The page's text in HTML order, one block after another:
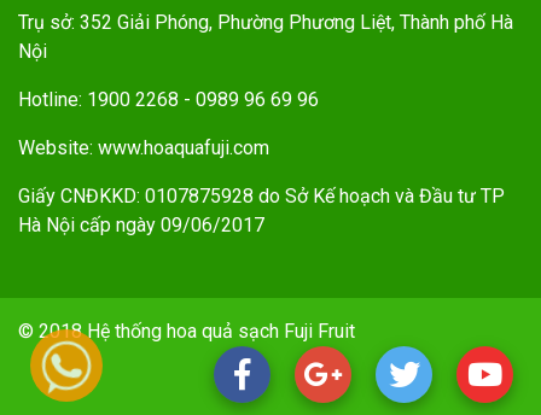
Trụ sở: 352 Giải Phóng, Phường Phương Liệt, Thành phố Hà
Nội
Hotline: 1900 2268 - 0989 96 69 96
Website: www.hoaquafuji.com
Giấy CNĐKKD: 0107875928 do Sở Kế hoạch và Đầu tư TP
Hà Nội cấp ngày 09/06/2017
© 2018 Hệ thống hoa quả sạch Fuji Fruit